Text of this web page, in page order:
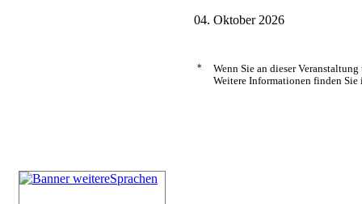
04. Oktober 2026
*
Wenn Sie an dieser
Weitere Informationen finden Sie